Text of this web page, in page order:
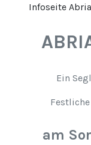
Infoseite
Ein
am